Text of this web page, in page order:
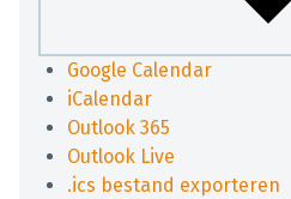
Google Calendar
iCalendar
Outlook 365
Outlook Live
.ics bestand exporteren